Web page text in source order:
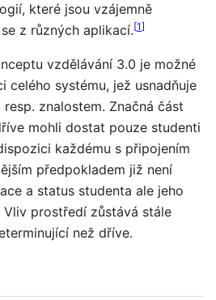
které jsou vzájemně
z různých aplikací.[1]
vzdělávání 3.0 je možné
celého systému, jež usnadňuje
znalostem. Značná část
mohli dostat pouze studenti
každému s připojením
předpokladem již není
a status studenta ale jeho
prostředí zůstává stále
než dříve.